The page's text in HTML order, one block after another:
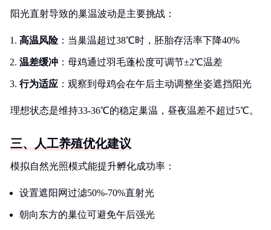
阳光直射导致的巢温波动是主要挑战：
高温风险：当巢温超过38℃时，胚胎存活率下降40%
温差缓冲 ：母鸡通过羽毛蓬松度可调节±2℃温差
行为适应 ：观察到母鸡会在午后主动调整坐姿遮挡阳光
理想状态是维持33-36℃的稳定巢温，昼夜温差不超过5℃。
三、人工养殖优化建议
模拟自然光照模式能提升孵化成功率：
设置遮阳网过滤50%-70%直射光
朝向东方的巢位可避免午后强光